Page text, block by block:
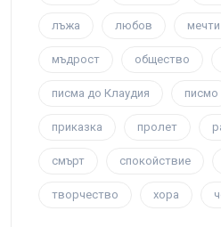
лъжа любов мечти
мъдрост общество
писма до Клаудия писмо
приказка пролет
смърт спокойствие
творчество хора